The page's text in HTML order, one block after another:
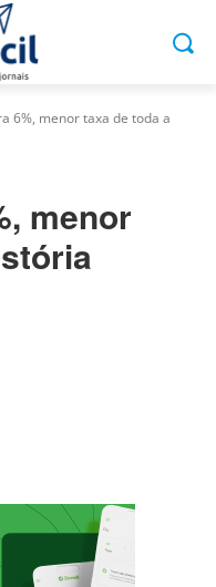
6%, menor taxa de toda a
menor